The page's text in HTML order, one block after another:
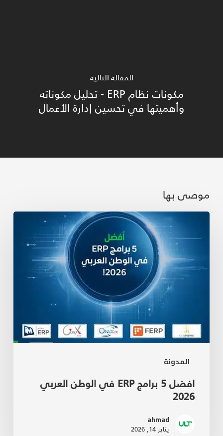
المقالة التالية
مكونات نظام ERP - تحليل مكوناته
وأهميتها في تحسين إدارة الأعمال
موصى بها
المدونة
افضل 5 برامج ERP في الوطن العربي
2026
ahmad
يناير 14, 2026